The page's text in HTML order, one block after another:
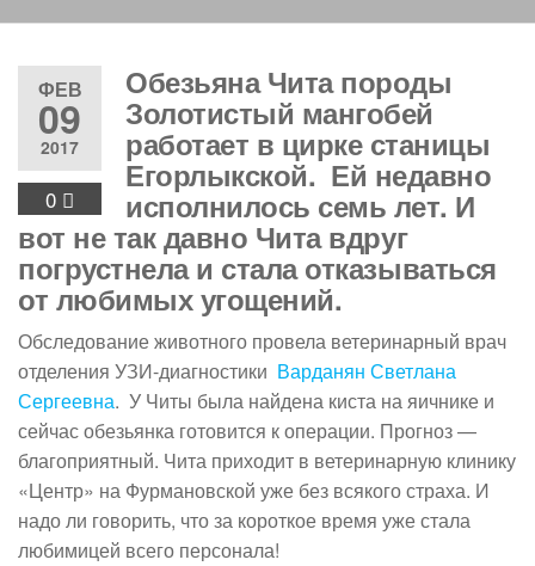
ФЕВ
09
2017
0
Обезьяна Чита породы
Золотистый мангобей
работает в цирке станицы
Егорлыкской. Ей недавно
исполнилось семь лет. И
вот не так давно Чита вдруг
погрустнела и стала отказываться
от любимых угощений.
Обследование животного провела ветеринарный врач
отделения УЗИ-диагностики Варданян Светлана
Сергеевна. У Читы была найдена киста на яичнике и
сейчас обезьянка готовится к операции. Прогноз —
благоприятный. Чита приходит в ветеринарную клинику
«Центр» на Фурмановской уже без всякого страха. И
надо ли говорить, что за короткое время уже стала
любимицей всего персонала!